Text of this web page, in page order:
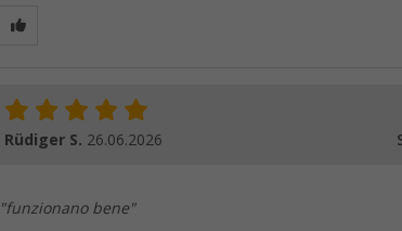
Rüdiger S. 26.06.2026
"funzionano bene"